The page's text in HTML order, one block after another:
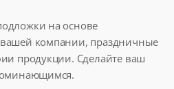
на основе
компании, праздничные
продукции. Сделайте ваш